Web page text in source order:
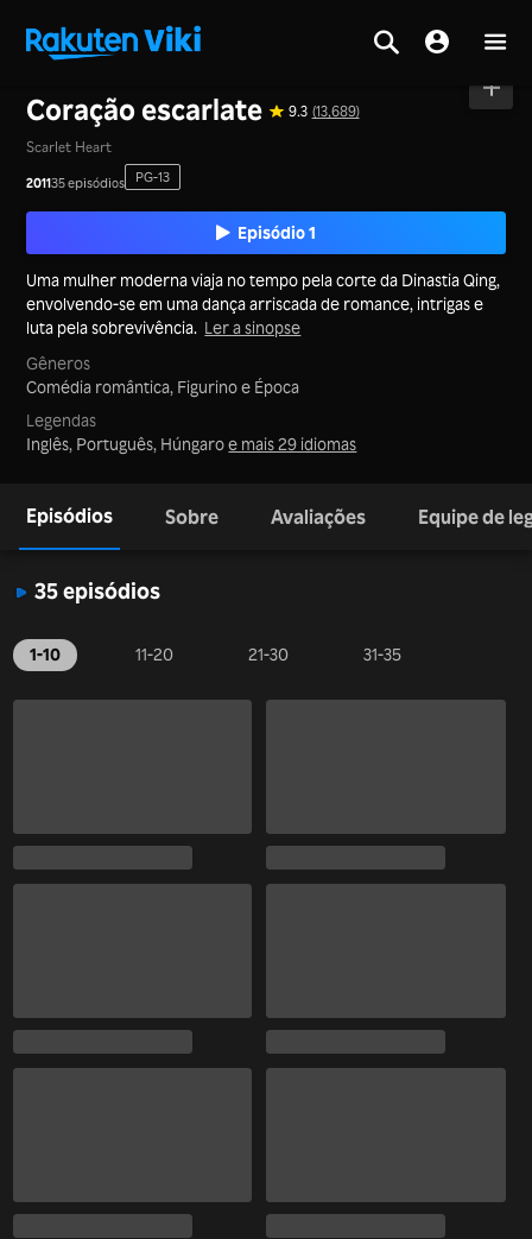
Coração escarlate 9.3 (13,689)
Scarlet Heart
201135 episódios PG-13
Episódio 1
Uma mulher moderna viaja no tempo pela corte da Dinastia Qing,
envolvendo-se em uma dança arriscada de romance, intrigas e
luta pela sobrevivência. Ler a sinopse
Gêneros
Comédia romântica, Figurino e Época
Legendas
Inglês, Português, Húngaroe mais 29 idiomas
Episódios Sobre Avaliações Equipe de
35 episódios
1-10 11-20 21-30 31-35